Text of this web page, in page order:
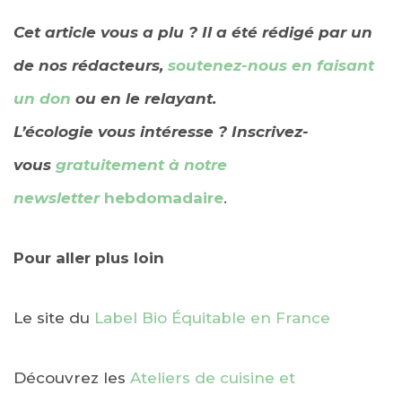
Cet article vous a plu ? Il a été rédigé par un
de nos rédacteurs, soutenez-nous en faisant
un don ou en le relayant.
L’écologie vous intéresse ? Inscrivez-
vous gratuitement à notre
newsletterhebdomadaire.
Pour aller plus loin
Le site du Label Bio Équitable en France
Découvrez les Ateliers de cuisine et